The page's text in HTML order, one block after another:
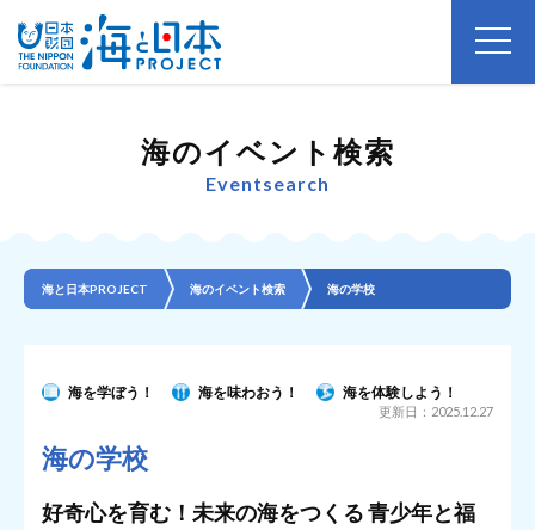
海のイベント検索
Eventsearch
海と日本PROJECT 海のイベント検索 海の学校
海を学ぼう！ 海を味わおう！ 海を体験しよう！
更新日：2025.12.27
海の学校
好奇心を育む！未来の海をつくる 青少年と福